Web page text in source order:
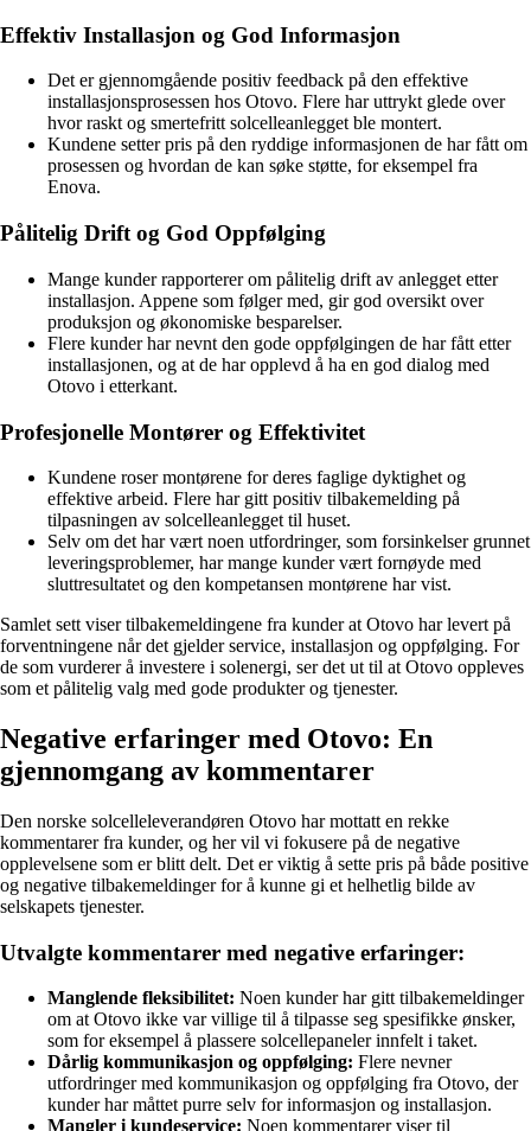
Effektiv Installasjon og God Informasjon
Det er gjennomgående positiv feedback på den effektive
installasjonsprosessen hos Otovo. Flere har uttrykt glede over
hvor raskt og smertefritt solcelleanlegget ble montert.
Kundene setter pris på den ryddige informasjonen de har fått om
prosessen og hvordan de kan søke støtte, for eksempel fra
Enova.
Pålitelig Drift og God Oppfølging
Mange kunder rapporterer om pålitelig drift av anlegget etter
installasjon. Appene som følger med, gir god oversikt over
produksjon og økonomiske besparelser.
Flere kunder har nevnt den gode oppfølgingen de har fått etter
installasjonen, og at de har opplevd å ha en god dialog med
Otovo i etterkant.
Profesjonelle Montører og Effektivitet
Kundene roser montørene for deres faglige dyktighet og
effektive arbeid. Flere har gitt positiv tilbakemelding på
tilpasningen av solcelleanlegget til huset.
Selv om det har vært noen utfordringer, som forsinkelser grunnet
leveringsproblemer, har mange kunder vært fornøyde med
sluttresultatet og den kompetansen montørene har vist.
Samlet sett viser tilbakemeldingene fra kunder at Otovo har levert på
forventningene når det gjelder service, installasjon og oppfølging. For
de som vurderer å investere i solenergi, ser det ut til at Otovo oppleves
som et pålitelig valg med gode produkter og tjenester.
Negative erfaringer med Otovo: En
gjennomgang av kommentarer
Den norske solcelleleverandøren Otovo har mottatt en rekke
kommentarer fra kunder, og her vil vi fokusere på de negative
opplevelsene som er blitt delt. Det er viktig å sette pris på både positive
og negative tilbakemeldinger for å kunne gi et helhetlig bilde av
selskapets tjenester.
Utvalgte kommentarer med negative erfaringer:
Manglende fleksibilitet: Noen kunder har gitt tilbakemeldinger
om at Otovo ikke var villige til å tilpasse seg spesifikke ønsker,
som for eksempel å plassere solcellepaneler innfelt i taket.
Dårlig kommunikasjon og oppfølging: Flere nevner
utfordringer med kommunikasjon og oppfølging fra Otovo, der
kunder har måttet purre selv for informasjon og installasjon.
Mangler i kundeservice: Noen kommentarer viser til